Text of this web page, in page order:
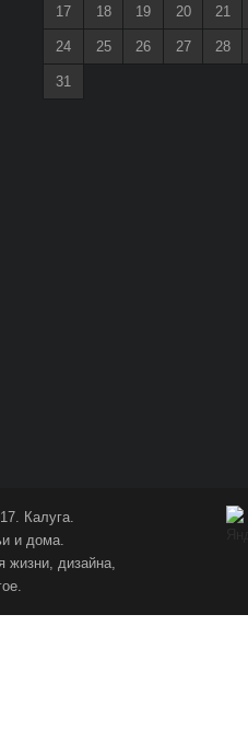
17 18 19 20 21
24 25 26 27 28
31
Калуга.
и дома.
жизни, дизайна,